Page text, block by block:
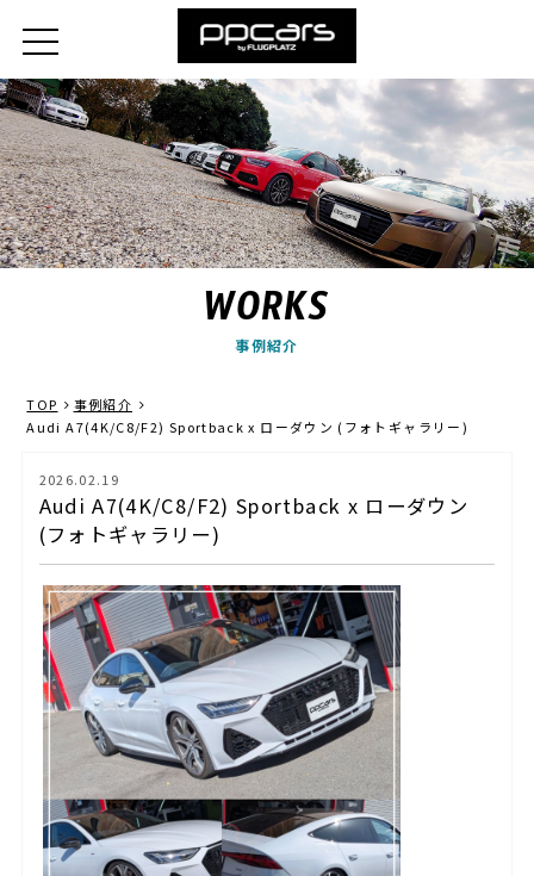
WORKS
事例紹介
TOP
事例紹介
Audi A7(4K/C8/F2) Sportback x ローダウン (フォトギャラリー)
2026.02.19
Audi A7(4K/C8/F2) Sportback x ローダウン
(フォトギャラリー)